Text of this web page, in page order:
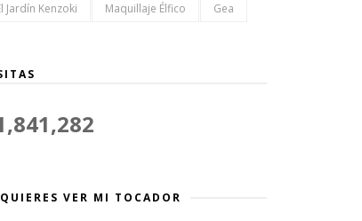
Jardín Kenzoki
Maquillaje Élfico Gea
VER MI TOCADOR